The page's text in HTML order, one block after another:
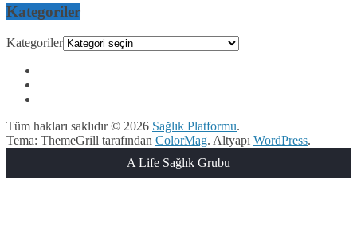
Kategoriler
Kategoriler
Tüm hakları saklıdır © 2026 Sağlık Platformu.
Tema: ThemeGrill tarafından ColorMag. Altyapı WordPress.
A Life Sağlık Grubu